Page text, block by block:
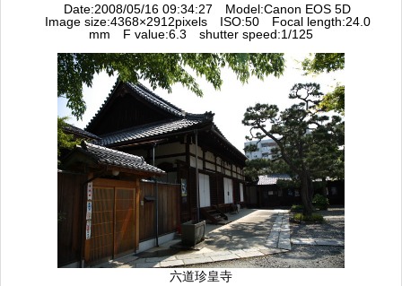
Date:2008/05/16 09:34:27 Model:Canon EOS 5D
Image size:4368×2912pixels ISO:50 Focal length:24.0
mm F value:6.3 shutter speed:1/125
六道珍皇寺